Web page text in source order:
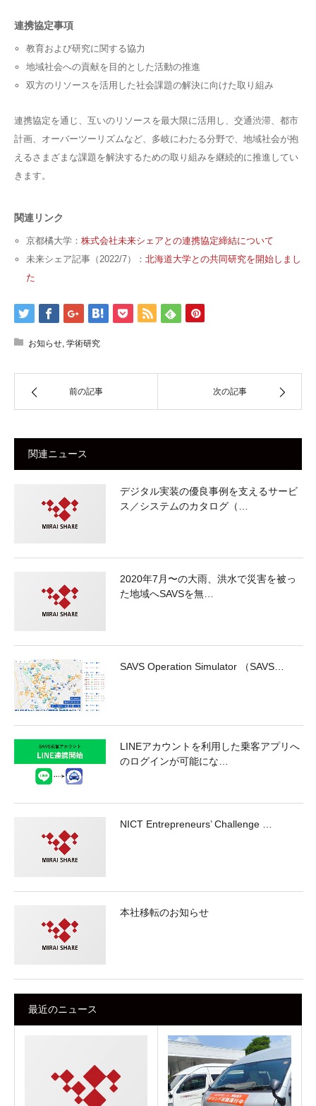
連携協定事項
教育および研究に関する協力
地域社会への貢献を目的とした活動の推進
双方のリソースを活用した社会課題の解決に向けた取り組み
連携協定を通じ、互いのリソースを最大限に活用し、交通渋滞、都市
計画、オーバーツーリズムなど、多岐にわたる分野で、地域社会が抱
えるさまざまな課題を解決するための取り組みを継続的に推進してい
きます。
関連リンク
京都橘大学： 株式会社未来シェアとの連携協定締結について
未来シェア記事（2022/7）： 北海道大学との共同研究を開始しまし
た
お知らせ 学術研究
前の記事 次の記事
関連ニュース
デジタル実装の優良事例を支えるサービ
ス／システムのカタログ（…
2020年7月〜の大雨、洪水で災害を被っ
た地域へSAVSを無…
SAVS Operation Simulator （SAVS…
LINEアカウントを利用した乗客アプリへ
のログインが可能にな…
NICT Entrepreneurs’ Challenge …
本社移転のお知らせ
最近のニュース